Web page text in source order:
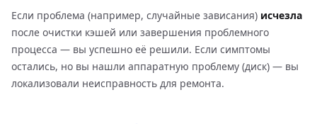
Если проблема (например, случайные зависания) исчезла
после очистки кэшей или завершения проблемного
процесса — вы успешно её решили. Если симптомы
остались, но вы нашли аппаратную проблему (диск) — вы
локализовали неисправность для ремонта.